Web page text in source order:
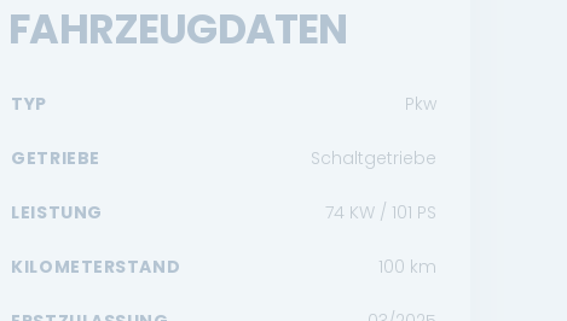
FAHRZEUGDATEN
TYP Pkw
GETRIEBE Schaltgetriebe
LEISTUNG 74 KW / 101 PS
KILOMETERSTAND 100 km